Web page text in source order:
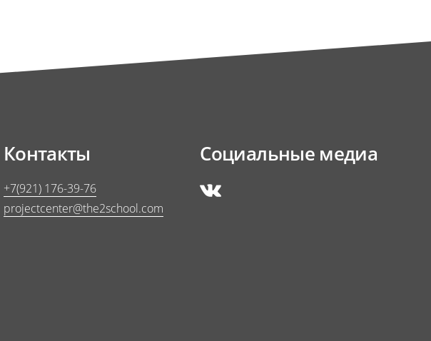
Контакты
+7(921) 176-39-76
projectcenter@the2school.com
Социальные медиа